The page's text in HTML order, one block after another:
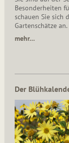
Besonderheiten
schauen Sie sich
Gartenschätze an.
mehr…
Der